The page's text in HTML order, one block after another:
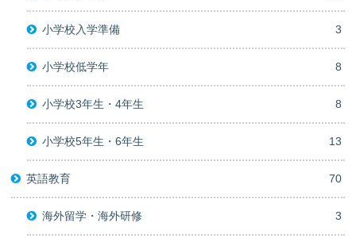
小学校入学準備 3
小学校低学年 8
小学校3年生・4年生 8
小学校5年生・6年生 13
英語教育 70
海外留学・海外研修 3